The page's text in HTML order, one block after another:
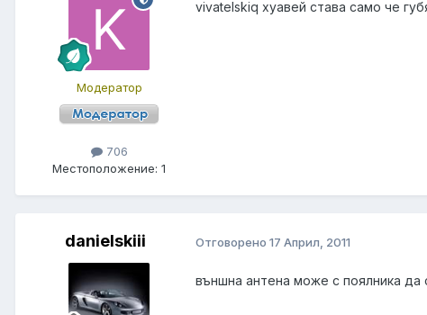
Модератор
706
Местоположение: 1
vivatelskiq хуавей става само че
danielskiii Отговорено 17 Април, 2011
външна антена може с поялника да